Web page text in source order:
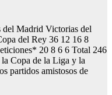
del Madrid Victorias del
del Rey 36 12 16 8
20 8 6 6 Total 246
la Copa de la Liga y la
partidos amistosos de